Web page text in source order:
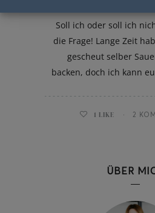
Soll ich oder soll ich
die Frage! Lange Zeit
gescheut selber
backen, doch ich kann
1 LIKE 2
ÜBER